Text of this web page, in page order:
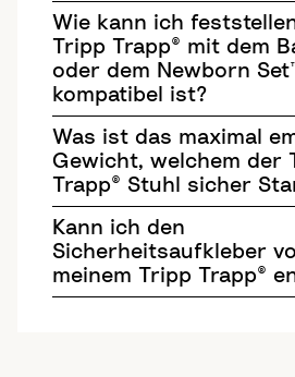
Wie kann ich
Tripp Trapp® mit dem
oder dem Newborn
kompatibel ist?
Was ist das maximal
Gewicht, welchem der
Trapp® Stuhl sicher
Kann ich den
Sicherheitsaufkleber
meinem Tripp Trapp®